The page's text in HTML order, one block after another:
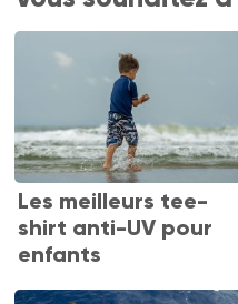
Les meilleurs tee-
shirt anti-UV pour
enfants